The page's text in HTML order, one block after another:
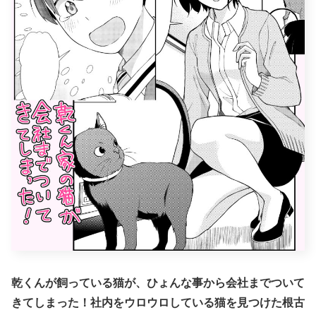
乾くんが飼っている猫が、ひょんな事から会社までついて
きてしまった！社内をウロウロしている猫を見つけた根古